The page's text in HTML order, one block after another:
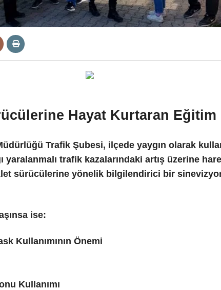
Hayat Kurtaran Eğitim
Trafik Şubesi, ilçede yaygın olarak
yaralanmalı trafik kazalarındaki artış üzerine
sürücülerine yönelik bilgilendirici bir
ise:
Kullanımının Önemi
Kullanımı